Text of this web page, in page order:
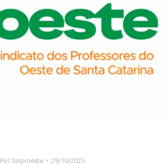
Por Sinproeste 29/10/2025